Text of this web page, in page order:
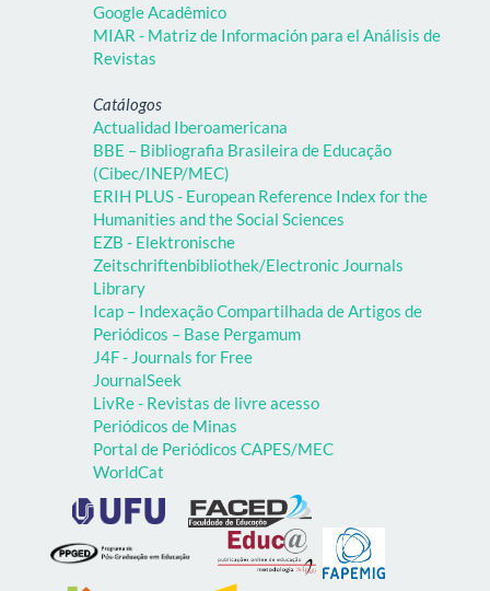
Google Acadêmico
MIAR - Matriz de Información para el Análisis de
Revistas
Catálogos
Actualidad Iberoamericana
BBE – Bibliografia Brasileira de Educação
(Cibec/INEP/MEC)
ERIH PLUS - European Reference Index for the
Humanities and the Social Sciences
EZB - Elektronische
Zeitschriftenbibliothek/Electronic Journals
Library
Icap – Indexação Compartilhada de Artigos de
Periódicos – Base Pergamum
J4F - Journals for Free
JournalSeek
LivRe - Revistas de livre acesso
Periódicos de Minas
Portal de Periódicos CAPES/MEC
WorldCat